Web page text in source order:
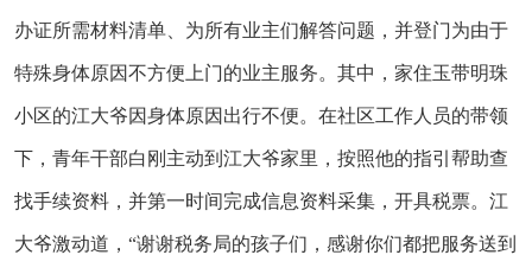
办证所需材料清单、为所有业主们解答问题，并登门为由于
特殊身体原因不方便上门的业主服务。其中，家住玉带明珠
小区的江大爷因身体原因出行不便。在社区工作人员的带领
下，青年干部白刚主动到江大爷家里，按照他的指引帮助查
找手续资料，并第一时间完成信息资料采集，开具税票。江
大爷激动道，“谢谢税务局的孩子们，感谢你们都把服务送到